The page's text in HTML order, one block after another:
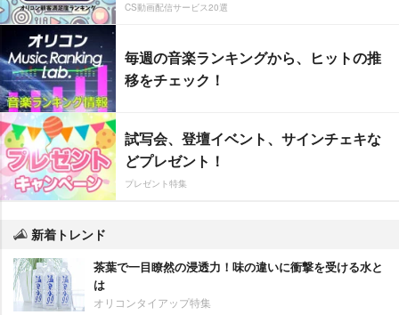
CS動画配信サービス20選
毎週の音楽ランキングから、ヒットの推
移をチェック！
試写会、登壇イベント、サインチェキな
どプレゼント！
プレゼント特集
新着トレンド
茶葉で一目瞭然の浸透力！味の違いに衝撃を受ける水と
は
オリコンタイアップ特集